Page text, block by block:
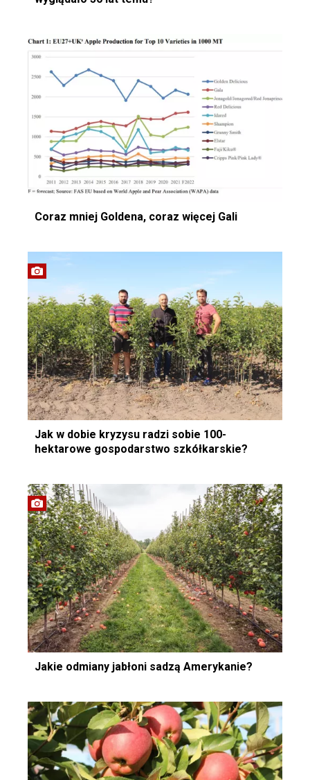
Coraz mniej Goldena, coraz więcej Gali
Jak w dobie kryzysu radzi sobie 100-
hektarowe gospodarstwo szkółkarskie?
Jakie odmiany jabłoni sadzą Amerykanie?